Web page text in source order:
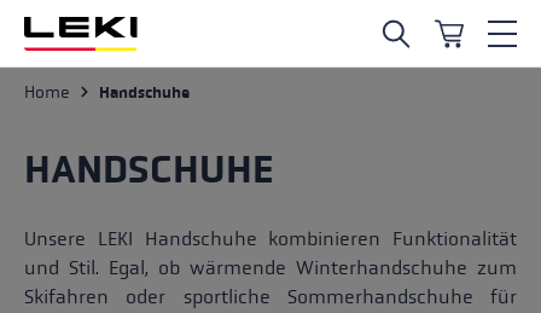
Zum Hauptinhalt springen
Home Handschuhe
HANDSCHUHE
Unsere LEKI Handschuhe kombinieren Funktionalität
und Stil. Egal, ob wärmende Winterhandschuhe zum
Skifahren oder sportliche Sommerhandschuhe für